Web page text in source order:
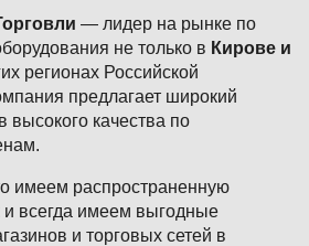
— лидер на рынке по
не только в Кирове и
регионах Российской
предлагает широкий
высокого качества по
имеем распространенную
и всегда имеем выгодные
и торговых сетей в